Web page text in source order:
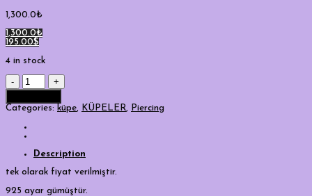
1,300.0₺
1,300.0₺
195.00$
4 in stock
çivi
halka
quantity
Categories: küpe, KÜPELER, Piercing
Description
tek olarak fiyat verilmiştir.
925 ayar gümüştür.